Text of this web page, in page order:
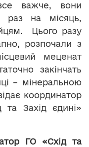
важче, вони
раз на місяць,
Цього разу
розпочали з
меценат
закінчать
– мінеральною
координатор
та Захід єдині»
ГО «Схід та